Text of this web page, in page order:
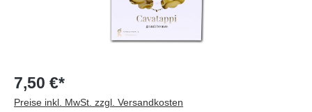
7,50 €*
Preise inkl. MwSt. zzgl. Versandkosten